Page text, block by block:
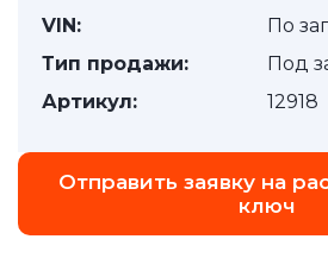
VIN:
По
Тип продажи:
Под
Артикул:
12918
Отправить заявку на
ключ